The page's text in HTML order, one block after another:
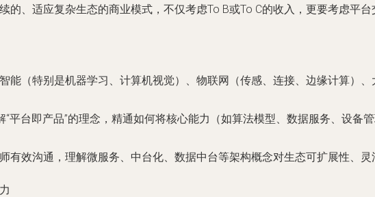
续的、适应复杂生态的商业模式，不仅考虑To B或To C的收入，更要考虑平
智能（特别是机器学习、计算机视觉）、物联网（传感、连接、边缘计算）
“平台即产品”的理念，精通如何将核心能力（如算法模型、数据服务、设
有效沟通，理解微服务、中台化、数据中台等架构概念对生态可扩展性、灵